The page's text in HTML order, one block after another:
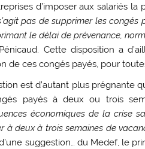
d’imposer aux salariés
pas de supprimer les congés
le délai de prévenance,
Cette disposition a
de ces congés payés, pour
est d’autant plus prégnante
payés à deux ou trois
économiques de la crise
à deux à trois semaines de
d’une suggestion… du Medef, le